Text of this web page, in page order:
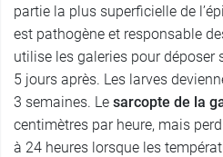
partie la plus superficielle de
est pathogène et responsable
utilise les galeries pour
5 jours après. Les larves
3 semaines. Le sarcopte de la
centimètres par heure, mais
à 24 heures lorsque les